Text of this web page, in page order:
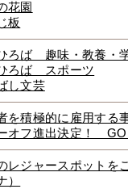
花園
板
ろば 趣味・教養・
ろば スポーツ
し文芸
を積極的に雇用する
オフ進出決定！ GO
レジャースポットを
）